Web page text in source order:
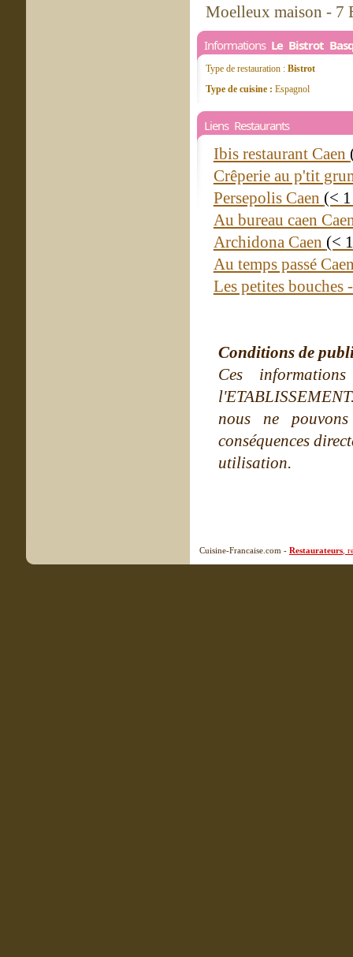
Moelleux maison - 7
Informations Le Bistrot
Type de restauration : Bistrot
Type de cuisine : Espagnol
Liens Restaurants
Ibis restaurant Caen
Crêperie au p'tit
Persepolis Caen (<
Au bureau caen
Archidona Caen (<
Au temps passé
Les petites bouches
Conditions de
Ces
nous ne
conséquences
utilisation.
Cuisine-Francaise.com - Restaurateurs ,